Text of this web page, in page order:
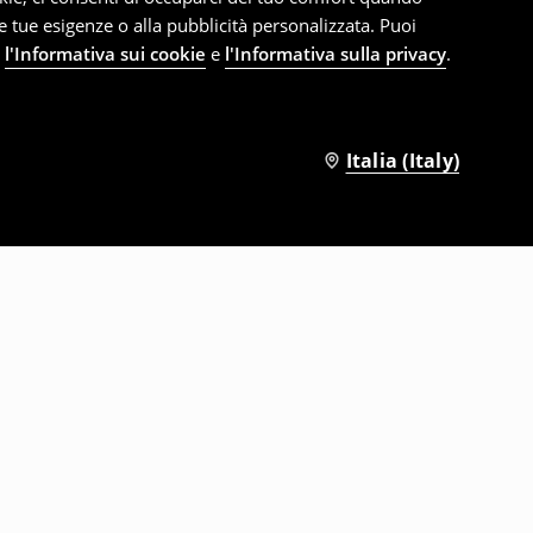
esigenze o alla pubblicità personalizzata. Puoi
l'Informativa sui cookie e l'Informativa sulla privacy.
Italia (Italy)